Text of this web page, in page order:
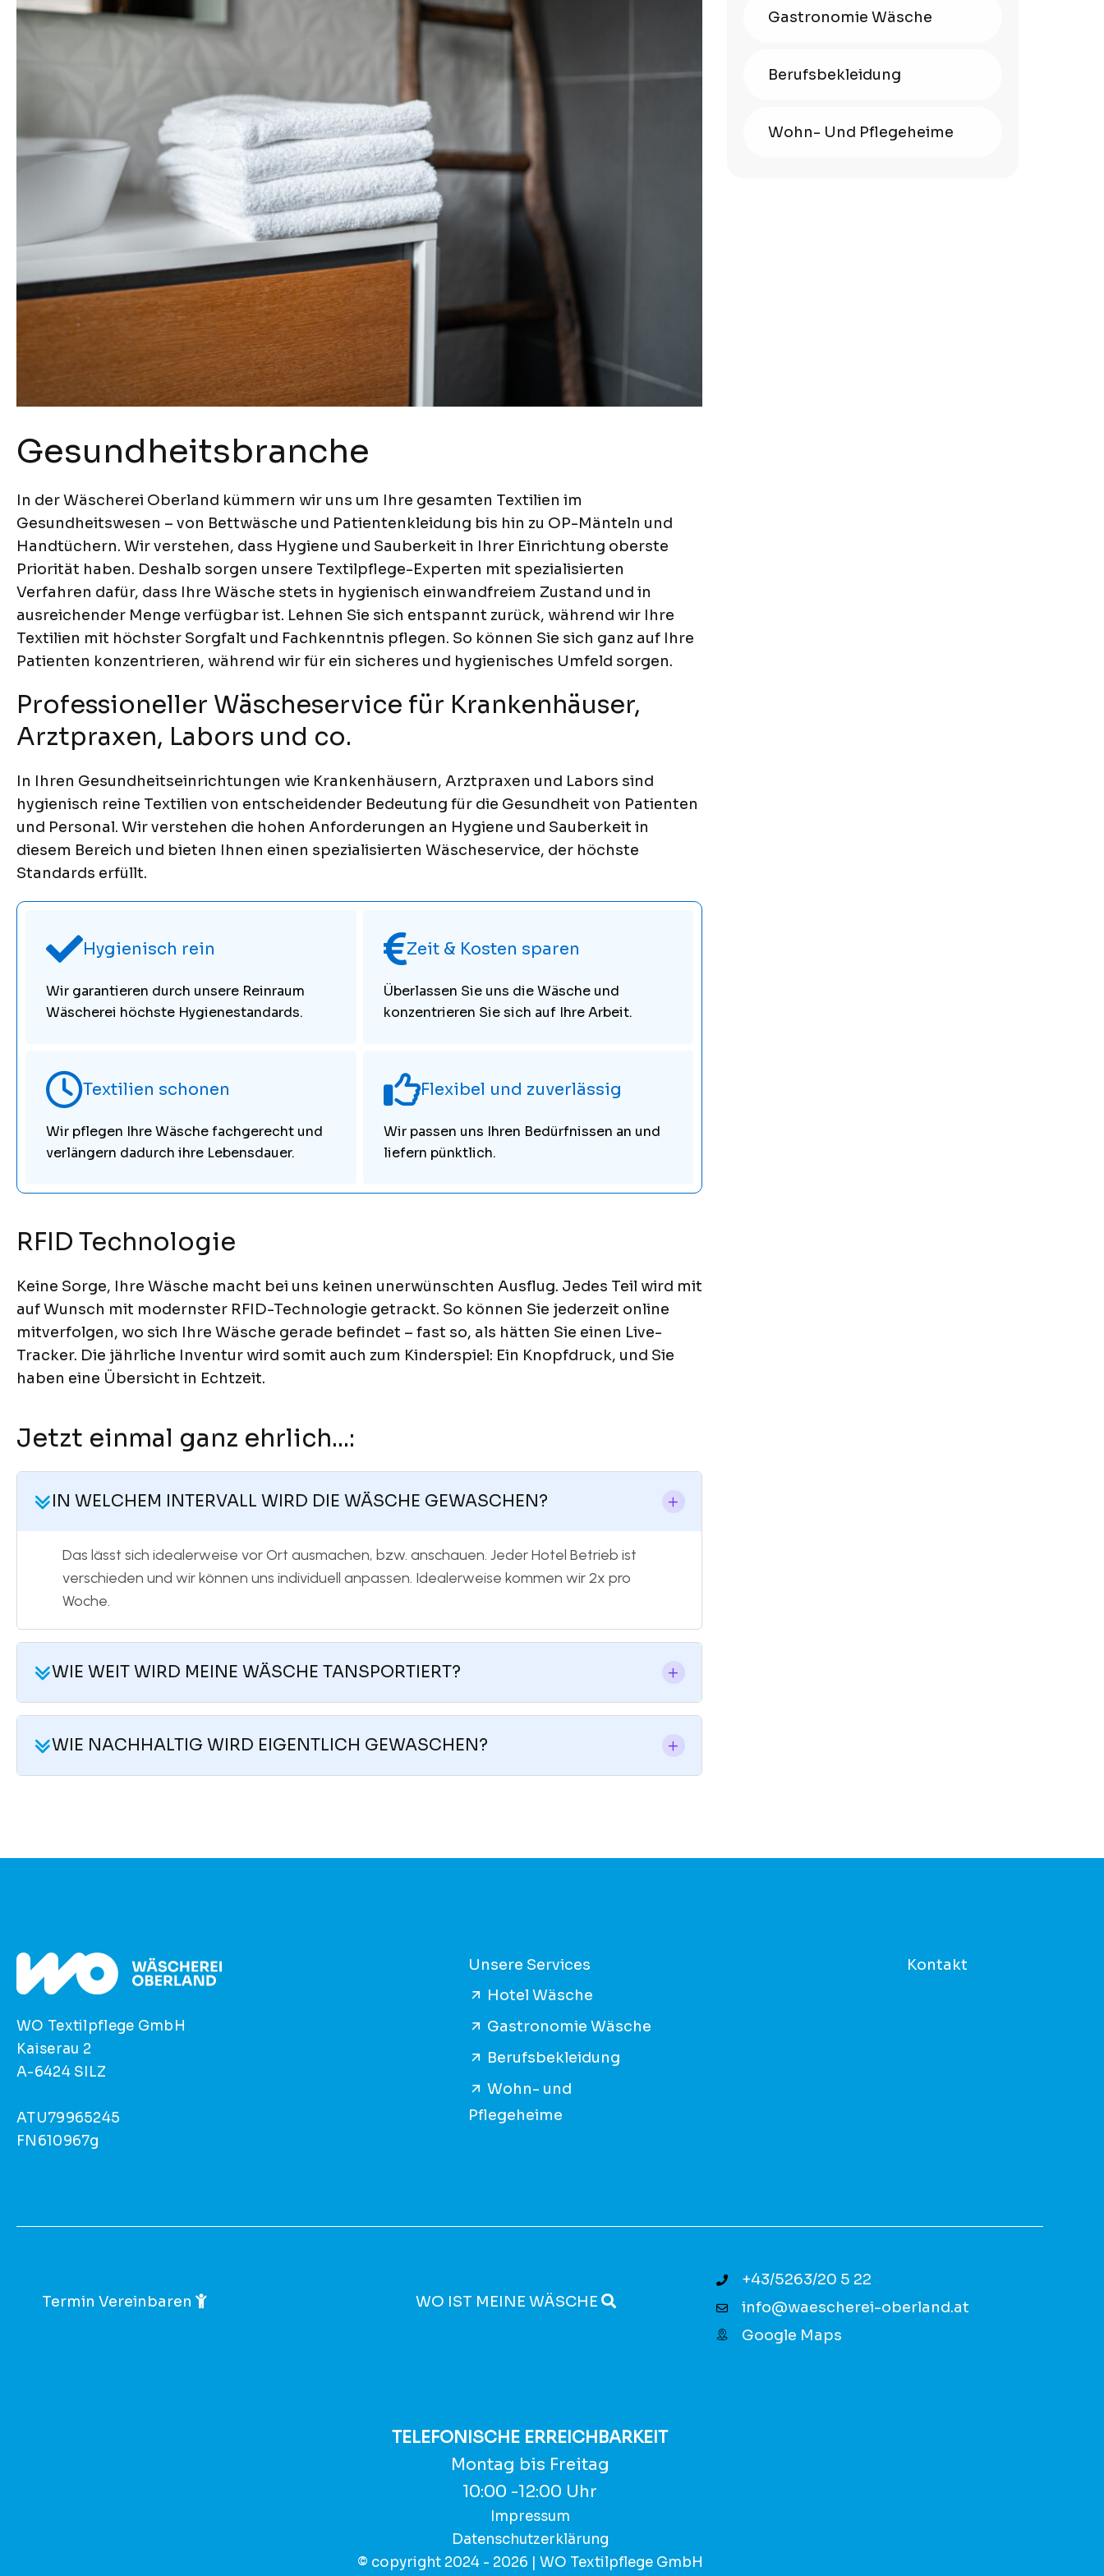
Gesundheitsbranche
In der Wäscherei Oberland kümmern wir uns um Ihre gesamten Textilien im
Gesundheitswesen – von Bettwäsche und Patientenkleidung bis hin zu OP-Mänteln und
Handtüchern. Wir verstehen, dass Hygiene und Sauberkeit in Ihrer Einrichtung oberste
Priorität haben. Deshalb sorgen unsere Textilpflege-Experten mit spezialisierten
Verfahren dafür, dass Ihre Wäsche stets in hygienisch einwandfreiem Zustand und in
ausreichender Menge verfügbar ist. Lehnen Sie sich entspannt zurück, während wir Ihre
Textilien mit höchster Sorgfalt und Fachkenntnis pflegen. So können Sie sich ganz auf Ihre
Patienten konzentrieren, während wir für ein sicheres und hygienisches Umfeld sorgen.
Professioneller Wäscheservice für Krankenhäuser,
Arztpraxen, Labors und co.
In Ihren Gesundheitseinrichtungen wie Krankenhäusern, Arztpraxen und Labors sind
hygienisch reine Textilien von entscheidender Bedeutung für die Gesundheit von Patienten
und Personal. Wir verstehen die hohen Anforderungen an Hygiene und Sauberkeit in
diesem Bereich und bieten Ihnen einen spezialisierten Wäscheservice, der höchste
Standards erfüllt.
Hygienisch rein
Wir garantieren durch unsere Reinraum
Wäscherei höchste Hygienestandards.
Zeit & Kosten sparen
Überlassen Sie uns die Wäsche und
konzentrieren Sie sich auf Ihre Arbeit.
Textilien schonen
Wir pflegen Ihre Wäsche fachgerecht und
verlängern dadurch ihre Lebensdauer.
Flexibel und zuverlässig
Wir passen uns Ihren Bedürfnissen an und
liefern pünktlich.
RFID Technologie
Keine Sorge, Ihre Wäsche macht bei uns keinen unerwünschten Ausflug. Jedes Teil wird mit
auf Wunsch mit modernster RFID-Technologie getrackt. So können Sie jederzeit online
mitverfolgen, wo sich Ihre Wäsche gerade befindet – fast so, als hätten Sie einen Live-
Tracker. Die jährliche Inventur wird somit auch zum Kinderspiel: Ein Knopfdruck, und Sie
haben eine Übersicht in Echtzeit.
Jetzt einmal ganz ehrlich...:
IN WELCHEM INTERVALL WIRD DIE WÄSCHE GEWASCHEN?
Das lässt sich idealerweise vor Ort ausmachen, bzw. anschauen. Jeder Hotel Betrieb ist
verschieden und wir können uns individuell anpassen. Idealerweise kommen wir 2x pro
Woche.
WIE WEIT WIRD MEINE WÄSCHE TANSPORTIERT?
WIE NACHHALTIG WIRD EIGENTLICH GEWASCHEN?
Gastronomie Wäsche
Berufsbekleidung
Wohn- Und Pflegeheime
WO Textilpflege GmbH
Kaiserau 2
A-6424 SILZ
ATU79965245
FN610967g
Unsere Services
Hotel Wäsche
Gastronomie Wäsche
Berufsbekleidung
Wohn- und
Pflegeheime
Kontakt
Termin Vereinbaren WO IST MEINE WÄSCHE
+43/5263/20 5 22
info@waescherei-oberland.at
Google Maps
TELEFONISCHE ERREICHBARKEIT
Montag bis Freitag
10:00 -12:00 Uhr
Impressum
Datenschutzerklärung
© copyright 2024 - 2026 | WO Textilpflege GmbH